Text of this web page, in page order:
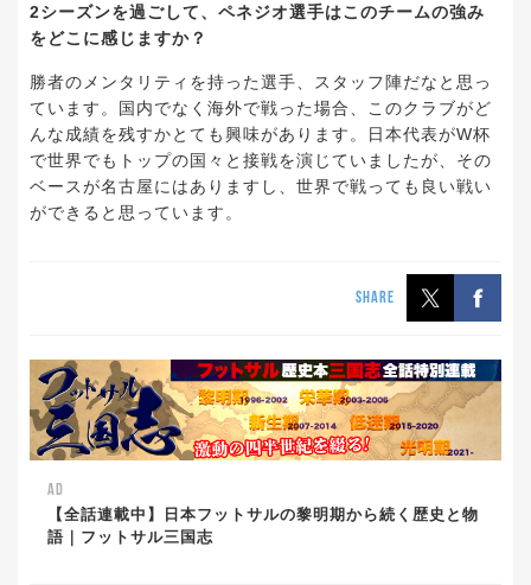
2シーズンを過ごして、ペネジオ選手はこのチームの強み
をどこに感じますか？
勝者のメンタリティを持った選手、スタッフ陣だなと思っ
ています。国内でなく海外で戦った場合、このクラブがど
んな成績を残すかとても興味があります。日本代表がW杯
で世界でもトップの国々と接戦を演じていましたが、その
ベースが名古屋にはありますし、世界で戦っても良い戦い
ができると思っています。
SHARE
AD
【全話連載中】日本フットサルの黎明期から続く歴史と物
語｜フットサル三国志